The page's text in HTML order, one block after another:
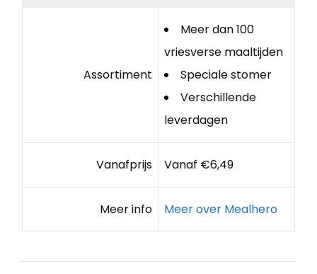
Assortiment
Meer dan 100
vriesverse maaltijden
Speciale stomer
Verschillende
leverdagen
Vanafprijs Vanaf €6,49
Meer info Meer over Mealhero